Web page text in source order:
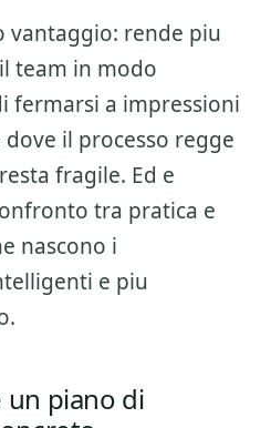
vantaggio: rende piu
team in modo
fermarsi a impressioni
il processo regge
fragile. Ed e
tra pratica e
nascono i
e piu
un piano di